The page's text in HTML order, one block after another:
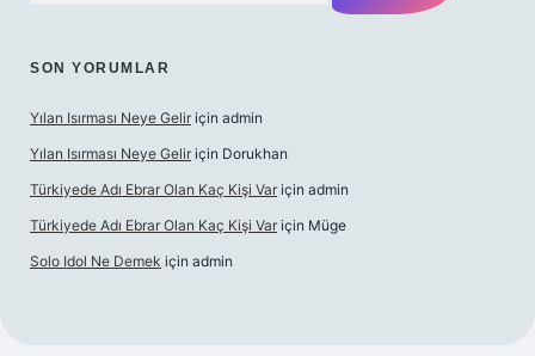
SON YORUMLAR
Yılan Isırması Neye Gelir için admin
Yılan Isırması Neye Gelir için Dorukhan
Türkiyede Adı Ebrar Olan Kaç Kişi Var için admin
Türkiyede Adı Ebrar Olan Kaç Kişi Var için Müge
Solo Idol Ne Demek için admin